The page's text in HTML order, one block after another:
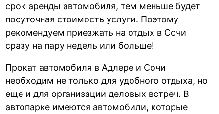
срок аренды автомобиля, тем меньше будет
посуточная стоимость услуги. Поэтому
рекомендуем приезжать на отдых в Сочи
сразу на пару недель или больше!
Прокат автомобиля в Адлере и Сочи
необходим не только для удобного отдыха, но
еще и для организации деловых встреч. В
автопарке имеются автомобили, которые